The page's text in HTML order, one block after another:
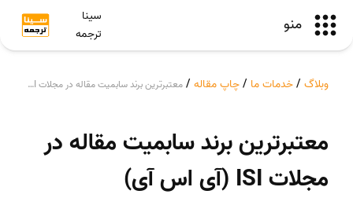
منو
سینا
ترجمه
وبلاگ /خدمات ما /چاپ مقاله / معتبرترین برند سابمیت مقاله در مجلات ISI (آی اس آی)
معتبرترین برند سابمیت مقاله در
مجلات ISI (آی اس آی)